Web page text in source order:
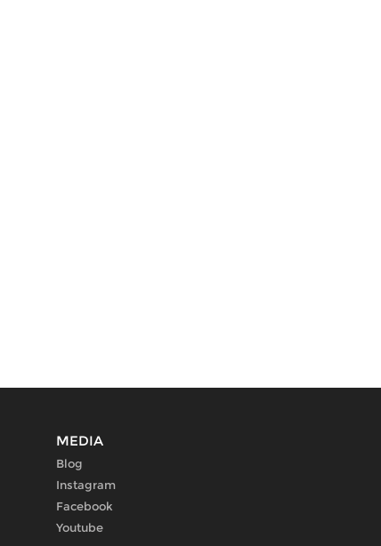
MEDIA
Blog
Instagram
Facebook
Youtube